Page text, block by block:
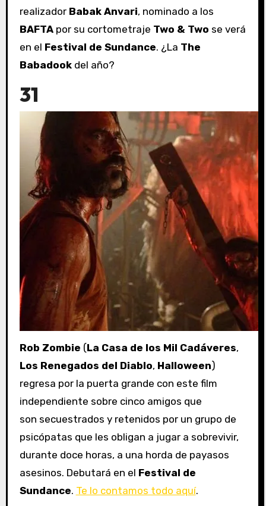
realizadorBabak Anvari, nominado a los
BAFTApor su cortometraje Two & Two se verá
en el Festival de Sundance. ¿La The
Babadookdel año?
31
Rob Zombie (La Casa de los Mil Cadáveres,
Los Renegados del Diablo, Halloween)
regresa por la puerta grande con este film
independiente sobre cinco amigos que
son secuestrados y retenidos por un grupo de
psicópatas que les obligan a jugar a sobrevivir,
durante doce horas, a una horda de payasos
asesinos. Debutará en el Festival de
Sundance. Te lo contamos todo aquí.